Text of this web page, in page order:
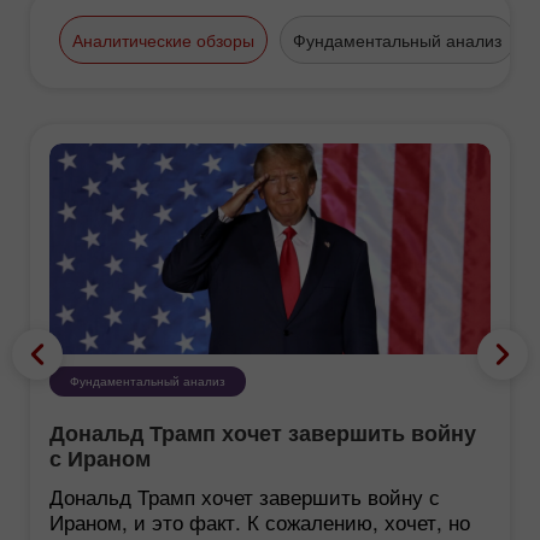
конференции. На ежегодной
выставке «Forex&Investment
получил премию «Лучший Ритейл
Форекс-брокер».
Аналитические обзоры Фундаментальный анализ
Фундаментальный анализ
Дональд Трамп хочет завершить войну
с Ираном
Дональд Трамп хочет завершить войну с
Ираном, и это факт. К сожалению, хочет, но